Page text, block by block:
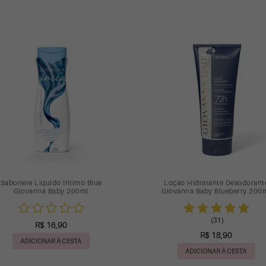
Kit Body + Loção Turquoise
(3)
R$ 49,90
ou até 2 X de R$ 24,95
Body Splash Giovanna Baby
Blueberry 200ml
(13)
R$ 49,90